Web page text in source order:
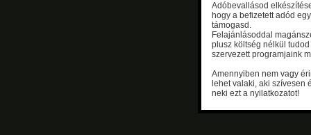
Adóbevallásod
hogy a befizetett adód
támogasd.
Felajánlásoddal
plusz költség nélkül
szervezett programjaink
Amennyiben nem vagy
lehet valaki, aki szívesen
neki ezt a nyilatkozatot!